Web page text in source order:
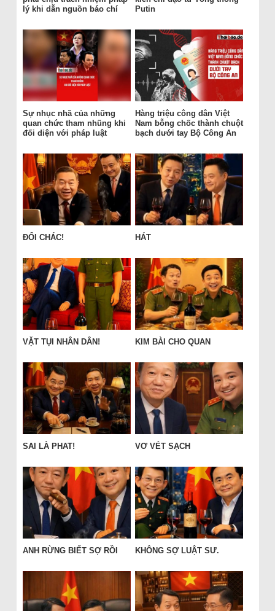
lý khi dẫn nguồn báo chí
Putin
Sự nhục nhã của những
quan chức tham nhũng khi
đối diện với pháp luật
Hàng triệu công dân Việt
Nam bỗng chốc thành chuột
bạch dưới tay Bộ Công An
ĐỔI CHÁC! HÁT
VẶT TỤI NHÂN DÂN! KIM BÀI CHO QUAN
SAI LÀ PHAT! VƠ VÉT SẠCH
ANH RỪNG BIẾT SỢ RỒI KHÔNG SỢ LUẬT SƯ.